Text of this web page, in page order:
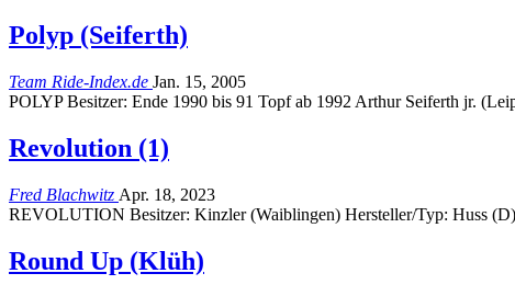
Polyp (Seiferth)
Team Ride-Index.de Jan. 15, 2005
POLYP Besitzer: Ende 1990 bis 91 Topf ab 1992 Arthur Seiferth jr.
Revolution (1)
Fred Blachwitz Apr. 18, 2023
REVOLUTION Besitzer: Kinzler (Waiblingen) Hersteller/Typ: Huss
Round Up (Klüh)